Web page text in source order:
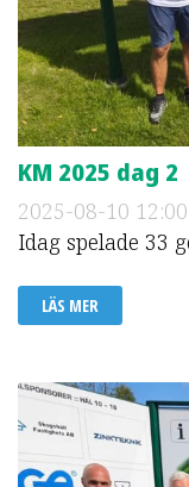
KM 2025 dag 2
2025-08-10 12:00
Idag spelade 33
LÄS MER